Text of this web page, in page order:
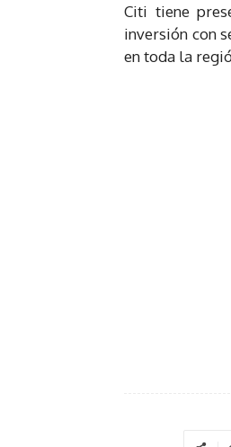
Citi tiene
inversión con
en toda la